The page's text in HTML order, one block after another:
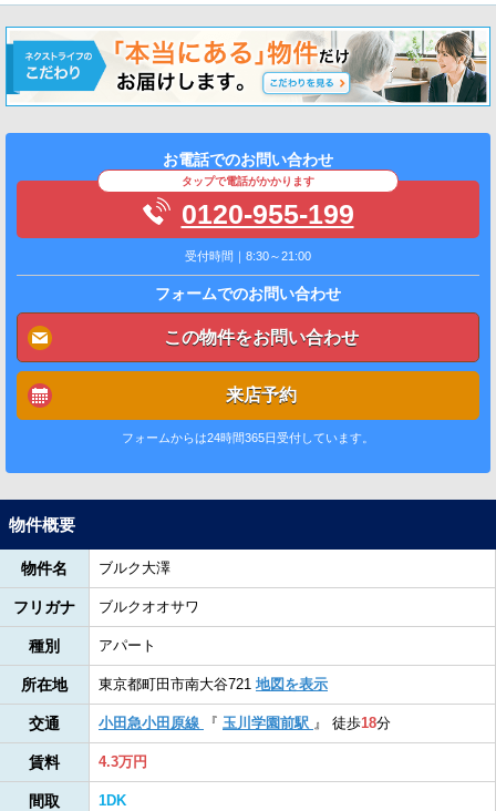
お電話でのお問い合わせ
タップで電話がかかります
0120-955-199
受付時間｜8:30～21:00
フォームでのお問い合わせ
この物件をお問い合わせ
来店予約
フォームからは24時間365日受付しています。
物件概要
物件名 ブルク大澤
フリガナ ブルクオオサワ
種別 アパート
所在地 東京都町田市南大谷721 地図を表示
交通 小田急小田原線 『 玉川学園前駅 』 徒歩18分
賃料 4.3万円
間取 1DK